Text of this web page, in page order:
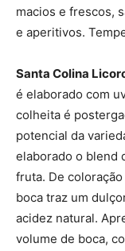
macios e frescos,
e aperitivos.
Santa Colina
é elaborado com
colheita é
potencial da
elaborado o blend
fruta. De
boca traz um
acidez natural.
volume de boca,